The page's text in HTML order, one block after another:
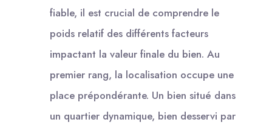
fiable, il est crucial de comprendre le
poids relatif des différents facteurs
impactant la valeur finale du bien. Au
premier rang, la localisation occupe une
place prépondérante. Un bien situé dans
un quartier dynamique, bien desservi par